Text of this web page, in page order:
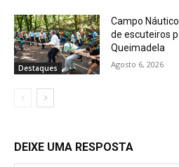
Destaques
Campo
de escuteiros
Queimadela
Agosto 6, 2026
DEIXE UMA RESPOSTA